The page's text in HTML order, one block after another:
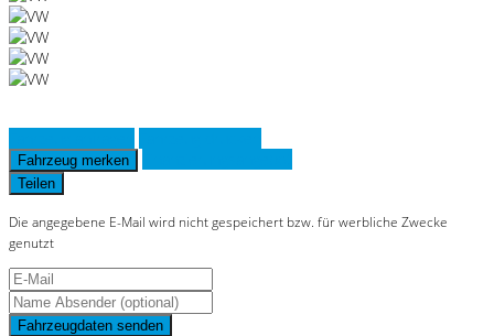
Fahrzeug merken
Teilen
Die angegebene E-Mail wird nicht gespeichert bzw. für werbliche Zwecke
genutzt
Fahrzeugdaten senden